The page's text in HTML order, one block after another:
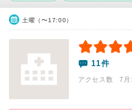
土曜（〜17:00）
11件
アクセス数 7月: